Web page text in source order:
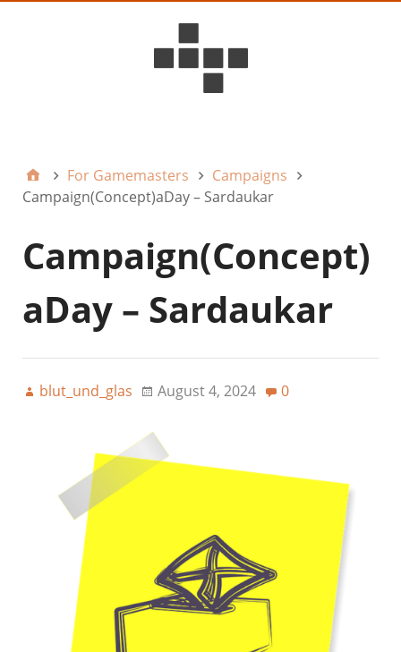
For Gamemasters
Campaigns
Campaign(Concept)aDay – Sardaukar
Campaign(Concept)
aDay – Sardaukar
blut_und_glas August 4, 2024 0